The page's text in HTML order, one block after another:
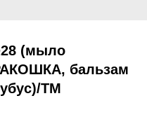
(мыло
бальзам
ТМ